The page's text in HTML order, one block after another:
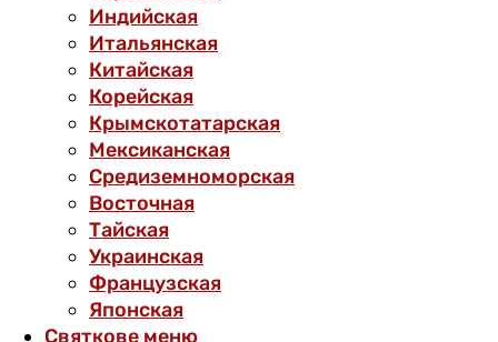
Индийская
Итальянская
Китайская
Корейская
Крымскотатарская
Мексиканская
Средиземноморская
Восточная
Тайская
Украинская
Французская
Японская
Святкове меню